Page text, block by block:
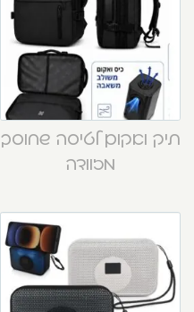
תיק ואקום לטיסה שחוסך
מזוודה